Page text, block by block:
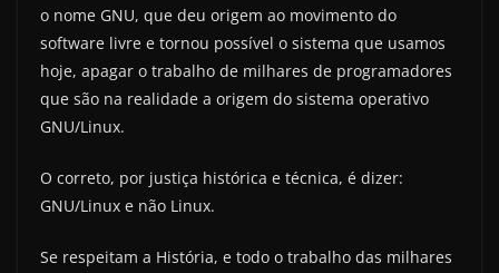
o nome GNU, que deu origem ao movimento do
software livre e tornou possível o sistema que usamos
hoje, apagar o trabalho de milhares de programadores
que são na realidade a origem do sistema operativo
GNU/Linux.
O correto, por justiça histórica e técnica, é dizer:
GNU/Linux e não Linux.
Se respeitam a História, e todo o trabalho das milhares